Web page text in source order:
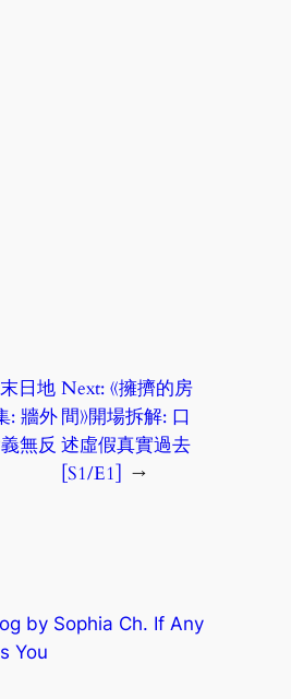
末日地
: 牆外
無反
Next:《擁擠的房
間》開場拆解: 口
述虛假真實過去
[S1/E1] →
by Sophia Ch. If Any
You